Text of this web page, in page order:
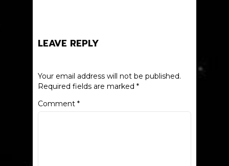
LEAVE REPLY
Your email address will not be published.
Required fields are marked *
Comment *